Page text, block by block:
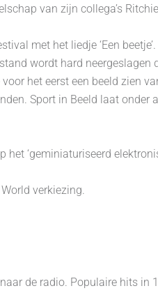
van zijn collega’s
met het liedje ‘Een beetje’.
wordt hard
het eerst een beeld zien
Sport in Beeld laat
‘geminiaturiseerd
verkiezing.
de radio. Populaire hits in